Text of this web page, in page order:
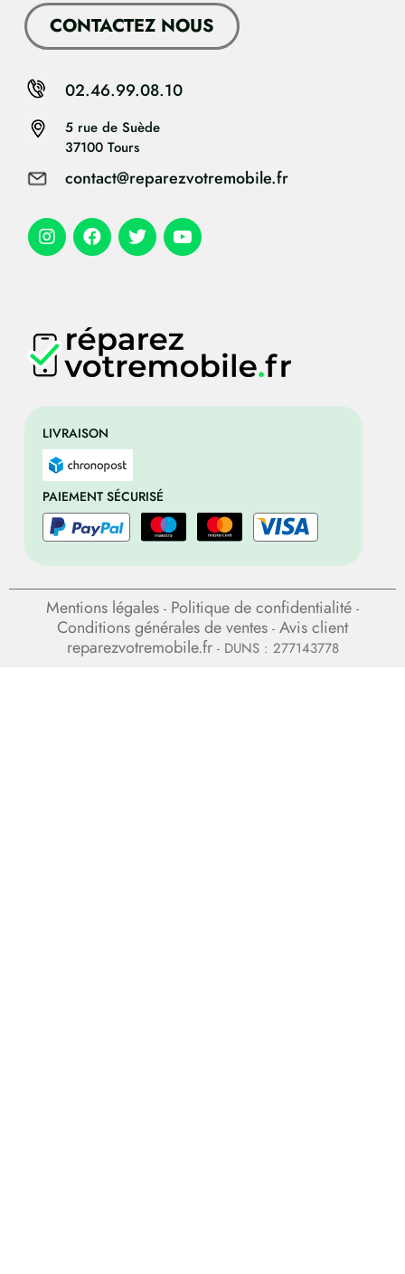
LIVRAISON
PAIEMENT SÉCURISÉ
CONTACTEZ NOUS
5 rue de Suède
37100 Tours
contact@reparezvotremobile.fr
02.46.99.08.10
Mentions légales - Politique de confidentialité -
Conditions générales de ventes - Avis client
reparezvotremobile.fr- DUNS : 277143778